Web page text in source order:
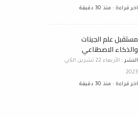
اخر قراءة : منذ 30 دقيقة
مستقبل علم الجينات
والذكاء الاصطناعي
النشر :
الأربعاء 22 تشرين الثاني
2023
اخر قراءة : منذ 30 دقيقة